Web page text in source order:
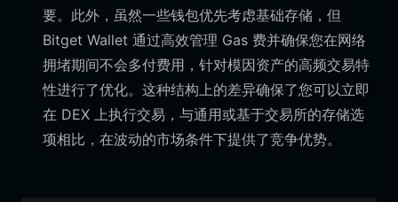
要。此外，虽然一些钱包优先考虑基础存储，但
Bitget Wallet 通过高效管理 Gas 费并确保您在网络
拥堵期间不会多付费用，针对模因资产的高频交易特
性进行了优化。这种结构上的差异确保了您可以立即
在 DEX 上执行交易，与通用或基于交易所的存储选
项相比，在波动的市场条件下提供了竞争优势。